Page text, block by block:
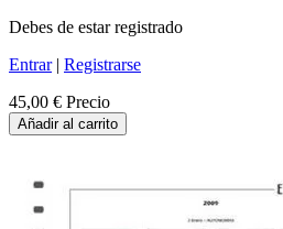
Debes de estar registrado
Entrar| Registrarse
45,00 € Precio
Añadir al carrito